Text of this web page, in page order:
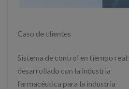
Caso de clientes
Sistema de control en tiempo real:
desarrollado con la industria
farmacéutica para la industria